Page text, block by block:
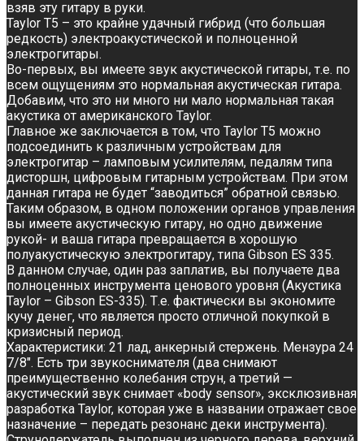
взяв эту гитару в руки.
Taylor T5 – это крайне удачный гибрид (что большая
редкость) электроакустической и полноценной
электрогитары.
Во-первых, вы имеете звук акустической гитары, т.е. по
всем ощущениям это нормальная акустическая гитара.
Добавим, что это ни много ни мало нормальная такая
акустика от американского Taylor.
Главное же заключается в том, что Taylor T5 можно
подсоединить к различным устройствам для
электрогитар – ламповым усилителям, педалям типа
дисторшн, цифровым гитарным устройствам. При этом
данная гитара не будет “заводиться” обратной связью.
Таким образом, в одном положении органов управления
вы имеете акустическую гитару, но одно движение
рукой- и ваша гитара превращается в хорошую
полуакустическую электрогитару, типа Gibson ES 335.
В данном случае, один раз заплатив, вы получаете два
полноценных инструмента ценового уровня (Акустика
Taylor – Gibson ES-335). Т.е. фактически вы экономите
кучу денег, что является просто отличной покупкой в
кризисный период.
Характеристики: 21 лад, анкерный стержень. Мензура 24
7/8″. Есть три звукоснимателя (два снимают
преимущественно колебания струн, а третий —
акустический звук снимает «body sensor», эксклюзивная
разработка Taylor, которая уже в названии отражает свое
назначение – передать резонанс деки инструмента).